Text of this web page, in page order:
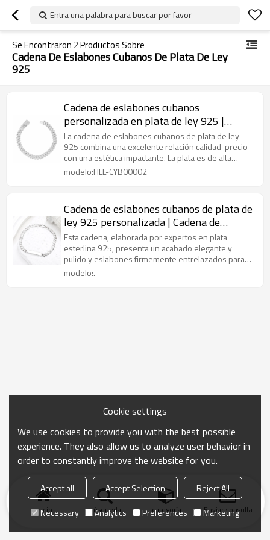
Entra una palabra para buscar por favor
Se Encontraron 2Productos Sobre
Cadena De Eslabones Cubanos De Plata De Ley
925
Cadena de eslabones cubanos
personalizada en plata de ley 925 |
Cadena clásica de eslabones cubanos de
plata para hombre
La cadena de eslabones cubanos de plata de ley
925 combina una excelente relación calidad-precio
con una estética impactante. La plata es de alta
pureza y su diseño se puede personalizar.
modelo:HLL-CYB00002
Cadena de eslabones cubanos de plata de
ley 925 personalizada | Cadena de
eslabones cubanos Miami de plata de
moda y sencilla
Esta cadena, elaborada por expertos en plata
esterlina 925, presenta un acabado elegante y
pulido y eslabones firmemente entrelazados para
una caída fluida y perfecta que irradia confianza.
modelo:.
Inicio búsqueda categoría Enviar consulta
Cookie settings
We use cookies to provide you with the best possible
experience. They also allow us to analyze user behavior in
order to constantly improve the website for you.
Accept all Accept Selection
Reject All
Necessary
Analytics Preferences Marketing